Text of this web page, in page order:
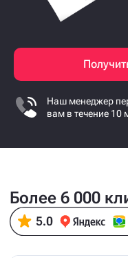
Наш менеджер
вам в течение 10
Более 6 000